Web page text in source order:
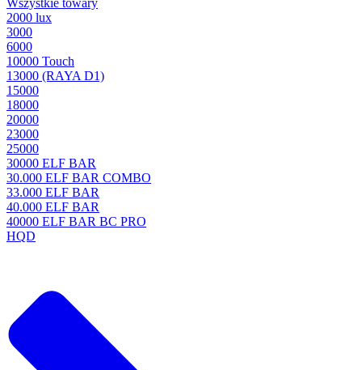
Wszystkie towary
2000 lux
3000
6000
10000 Touch
13000 (RAYA D1)
15000
18000
20000
23000
25000
30000 ELF BAR
30.000 ELF BAR COMBO
33.000 ELF BAR
40.000 ELF BAR
40000 ELF BAR BC PRO
HQD